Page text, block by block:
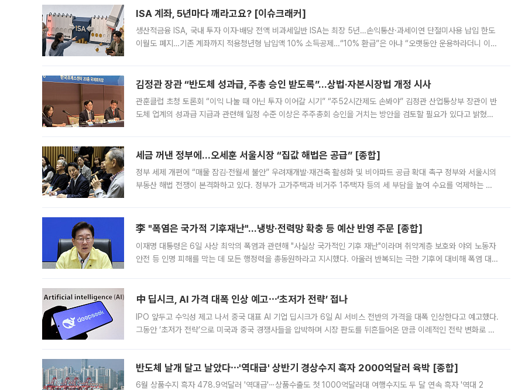
ISA 계좌, 5년마다 깨라고요? [이슈크래커]
생산적금융 ISA, 국내 투자 이자·배당 전액 비과세일반 ISA는 최장 5년…손익통산·과세이연 단절미사용 납입 한도
이월도 폐지…기존 계좌까지 적용청년형 납입액 10% 소득공제…“10% 환급”은 아냐 “오랫동안 운용하라더니 이제
김정관 장관 “반도체 성과급, 주총 승인 받도록”…상법·자본시장법 개정 시사
관훈클럽 초청 토론회 “이익 나눌 때 아닌 투자 이어갈 시기” “주52시간제도 손봐야” 김정관 산업통상부 장관이 반
도체 업계의 성과급 지급과 관련해 일정 수준 이상은 주주총회 승인을 거치는 방안을 검토할 필요가 있다고 밝혔다.
세금 꺼낸 정부에…오세훈 서울시장 “집값 해법은 공급” [종합]
정부 세제 개편에 “매물 잠김·전월세 불안” 우려재개발·재건축 활성화 및 비아파트 공급 확대 촉구 정부와 서울시의
부동산 해법 전쟁이 본격화하고 있다. 정부가 고가주택과 비거주 1주택자 등의 세 부담을 높여 수요를 억제하는 카
李 "폭염은 국가적 기후재난"…냉방·전력망 확충 등 예산 반영 주문 [종합]
이재명 대통령은 6일 사상 최악의 폭염과 관련해 "사실상 국가적인 기후 재난"이라며 취약계층 보호와 야외 노동자
안전 등 인명 피해를 막는 데 모든 행정력을 총동원하라고 지시했다. 아울러 반복되는 극한 기후에 대비해 폭염 대응
中 딥시크, AI 가격 대폭 인상 예고⋯‘초저가 전략’ 접나
IPO 앞두고 수익성 제고 나서 중국 대표 AI 기업 딥시크가 6일 AI 서비스 전반의 가격을 대폭 인상한다고 예고했다.
그동안 ‘초저가 전략’으로 미국과 중국 경쟁사들을 압박하며 시장 판도를 뒤흔들어온 만큼 이례적인 전략 변화로 평
반도체 날개 달고 날았다⋯'역대급' 상반기 경상수지 흑자 2000억달러 육박 [종합]
6월 상품수지 흑자 478.9억달러 '역대급'⋯상품수출도 첫 1000억달러대 여행수지도 두 달 연속 흑자 '역대 2